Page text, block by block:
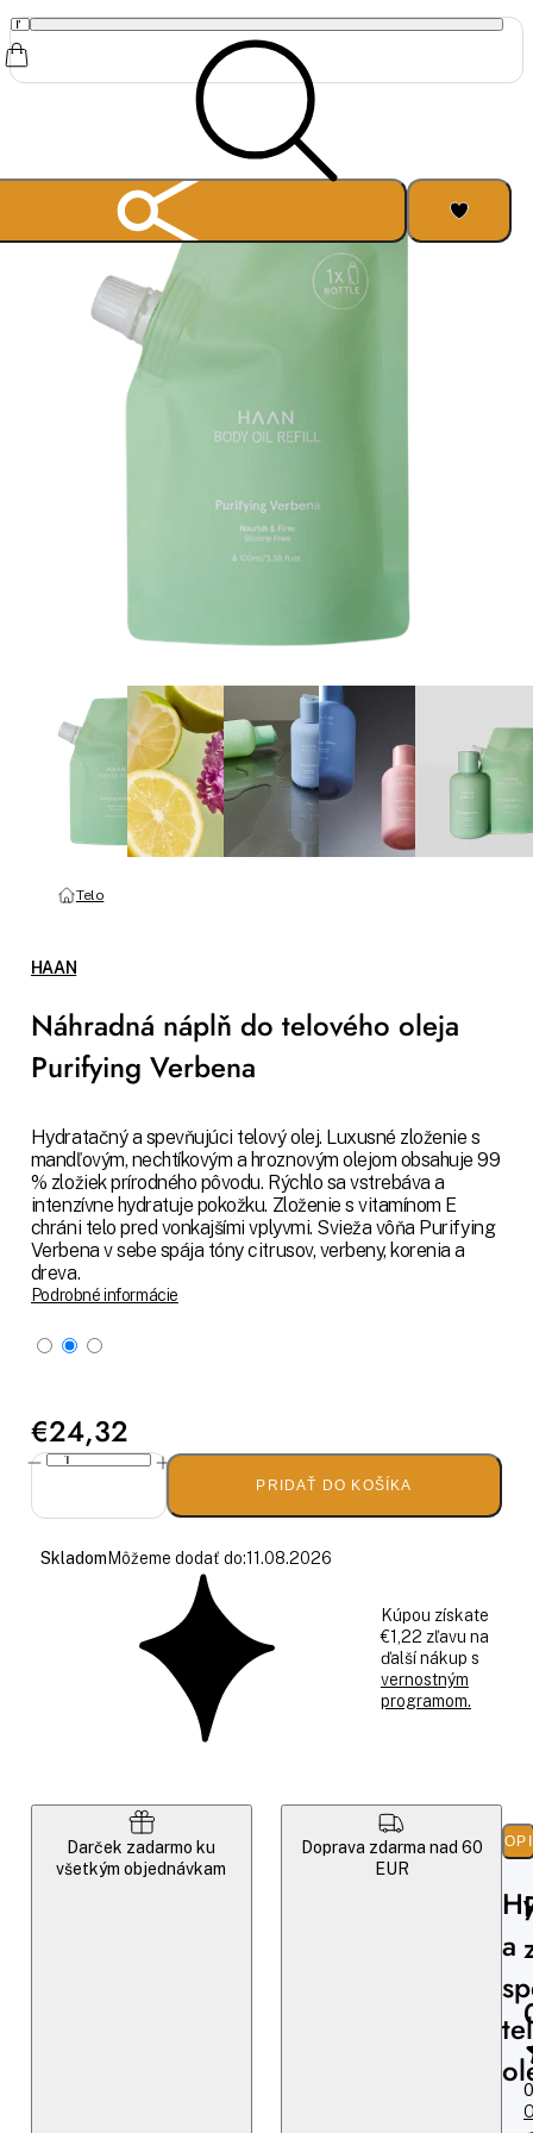
Telo
HAAN
Náhradná náplň do telového oleja
Purifying Verbena
Hydratačný a spevňujúci telový olej. Luxusné zloženie s
mandľovým, nechtíkovým a hroznovým olejom obsahuje 99
% zložiek prírodného pôvodu. Rýchlo sa vstrebáva a
intenzívne hydratuje pokožku. Zloženie s vitamínom E
chráni telo pred vonkajšími vplyvmi. Svieža vôňa Purifying
Verbena v sebe spája tóny citrusov, verbeny, korenia a
dreva.
Podrobné informácie
€24,32
PRIDAŤ DO KOŠÍKA
Skladom Môžeme dodať do:11.08.2026
Kúpou získate
€1,22 zľavu na
ďalší nákup s
vernostným
programom.
Darček zadarmo ku
všetkým objednávkam
Doprava zdarma nad 60
EUR
a